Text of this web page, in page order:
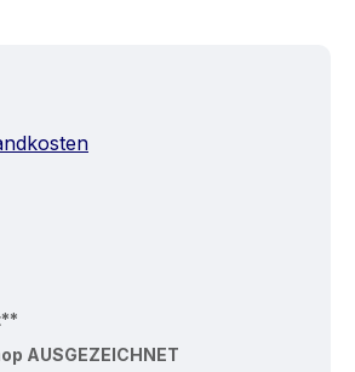
AUSGEZEICHNET